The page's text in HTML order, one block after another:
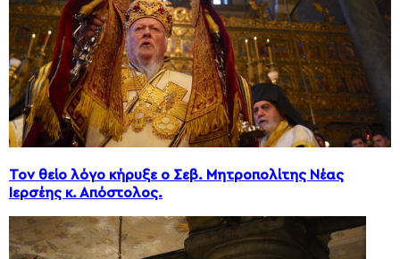
Τον θείο λόγο κήρυξε ο Σεβ. Μητροπολίτης Νέας
Ιερσέης κ. Απόστολος.